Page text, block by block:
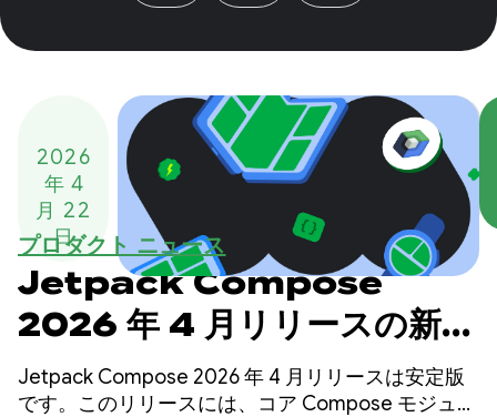
2026
年 4
月 22
日
プロダクト ニュース
Jetpack Compose
2026 年 4 月リリースの新機
能
Jetpack Compose 2026 年 4 月リリースは安定版
です。このリリースには、コア Compose モジュー